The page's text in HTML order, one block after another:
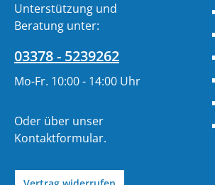
Unterstützung und
Beratung unter:
03378 - 5239262
Mo-Fr. 10:00 - 14:00 Uhr
Oder über unser
Kontaktformular.